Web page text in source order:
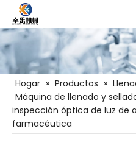
Hogar » Productos »
Máquina de llenado y
inspección óptica de luz de
farmacéutica